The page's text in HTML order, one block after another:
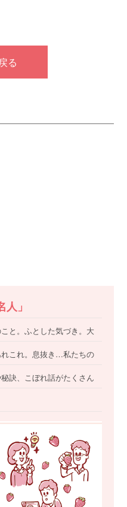
る
」
と。ふとした気づき。大
これ。息抜き…私たちの
訣、こぼれ話がたくさん